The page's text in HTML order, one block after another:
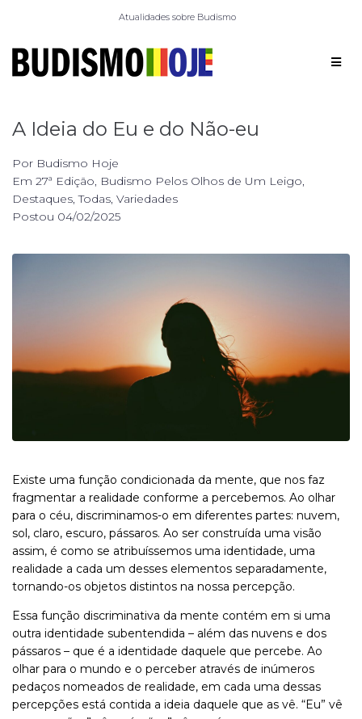
Atualidades sobre Budismo
A Ideia do Eu e do Não-eu
Por Budismo Hoje
Em 27ª Edição, Budismo Pelos Olhos de Um Leigo,
Destaques,Todas, Variedades
Postou 04/02/2025
Existe uma função condicionada da mente, que nos faz
fragmentar a realidade conforme a percebemos. Ao olhar
para o céu, discriminamos-o em diferentes partes: nuvem,
sol, claro, escuro, pássaros. Ao ser construída uma visão
assim, é como se atribuíssemos uma identidade, uma
realidade a cada um desses elementos separadamente,
tornando-os objetos distintos na nossa percepção.
Essa função discriminativa da mente contém em si uma
outra identidade subentendida – além das nuvens e dos
pássaros – que é a identidade daquele que percebe. Ao
olhar para o mundo e o perceber através de inúmeros
pedaços nomeados de realidade, em cada uma dessas
percepções está contida a ideia daquele que as vê. “Eu” vê